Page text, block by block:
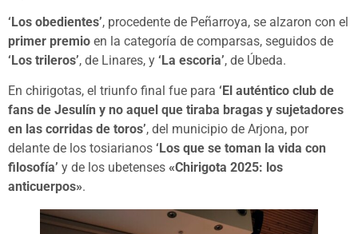
‘Los obedientes’, procedente de Peñarroya, se alzaron con el
primer premio en la categoría de comparsas, seguidos de
‘Los trileros’, de Linares, y ‘La escoria’, de Úbeda.
En chirigotas, el triunfo final fue para ‘El auténtico club de
fans de Jesulín y no aquel que tiraba bragas y sujetadores
en las corridas de toros’, del municipio de Arjona, por
delante de los tosiarianos ‘Los que se toman la vida con
filosofía’ y de los ubetenses «Chirigota 2025: los
anticuerpos».